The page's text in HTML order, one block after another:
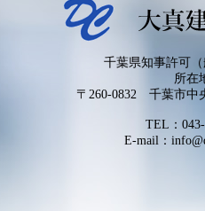
千葉県知事許可
所
〒260-0832 千葉市中
TEL：
E-mail：